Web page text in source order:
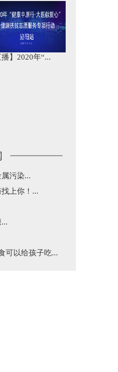
播】2020年“...
污染...
上你！...
可以给孩子吃...